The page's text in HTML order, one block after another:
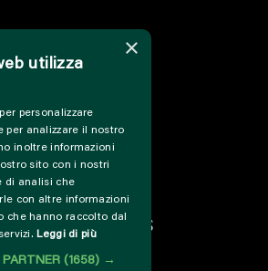
COLLABORATIONS
×
utilizza
personalizzare
per analizzare il nostro
inoltre informazioni
sito con i nostri
di analisi che
con altre informazioni
che hanno raccolto dal
Leggi di più
(1658) →